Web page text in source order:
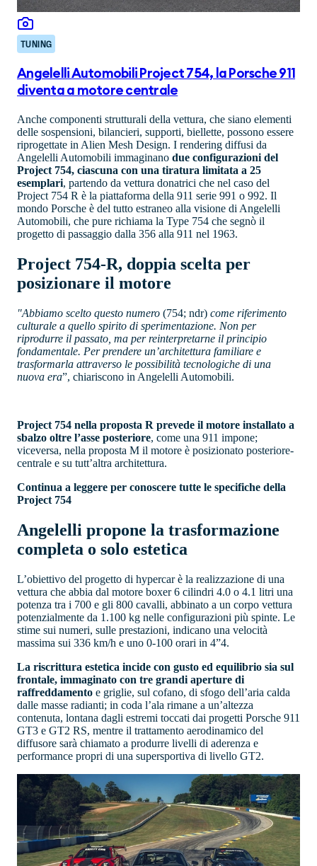
TUNING
Angelelli Automobili Project 754, la Porsche 911
diventa a motore centrale
Anche componenti strutturali della vettura, che siano elementi
delle sospensioni, bilancieri, supporti, biellette, possono essere
riprogettate in Alien Mesh Design. I rendering diffusi da
Angelelli Automobili immaginano due configurazioni del
Project 754, ciascuna con una tiratura limitata a 25
esemplari, partendo da vettura donatrici che nel caso del
Project 754 R è la piattaforma della 911 serie 991 o 992. Il
mondo Porsche è del tutto estraneo alla visione di Angelelli
Automobili, che pure richiama la Type 754 che segnò il
progetto di passaggio dalla 356 alla 911 nel 1963.
Project 754-R, doppia scelta per
posizionare il motore
"Abbiamo scelto questo numero (754; ndr) come riferimento
culturale a quello spirito di sperimentazione. Non per
riprodurre il passato, ma per reinterpretarne il principio
fondamentale. Per prendere un’architettura familiare e
trasformarla attraverso le possibilità tecnologiche di una
nuova era”, chiariscono in Angelelli Automobili.
Project 754 nella proposta R prevede il motore installato a
sbalzo oltre l’asse posteriore, come una 911 impone;
viceversa, nella proposta M il motore è posizionato posteriore-
centrale e su tutt’altra architettura.
Continua a leggere per conoscere tutte le specifiche della
Project 754
Angelelli propone la trasformazione
completa o solo estetica
L’obiettivo del progetto di hypercar è la realizzazione di una
vettura che abbia dal motore boxer 6 cilindri 4.0 o 4.1 litri una
potenza tra i 700 e gli 800 cavalli, abbinato a un corpo vettura
potenzialmente da 1.100 kg nelle configurazioni più spinte. Le
stime sui numeri, sulle prestazioni, indicano una velocità
massima sui 336 km/h e uno 0-100 orari in 4”4.
La riscrittura estetica incide con gusto ed equilibrio sia sul
frontale, immaginato con tre grandi aperture di
raffreddamento e griglie, sul cofano, di sfogo dell’aria calda
dalle masse radianti; in coda l’ala rimane a un’altezza
contenuta, lontana dagli estremi toccati dai progetti Porsche 911
GT3 e GT2 RS, mentre il trattamento aerodinamico del
diffusore sarà chiamato a produrre livelli di aderenza e
performance propri di una supersportiva di livello GT2.